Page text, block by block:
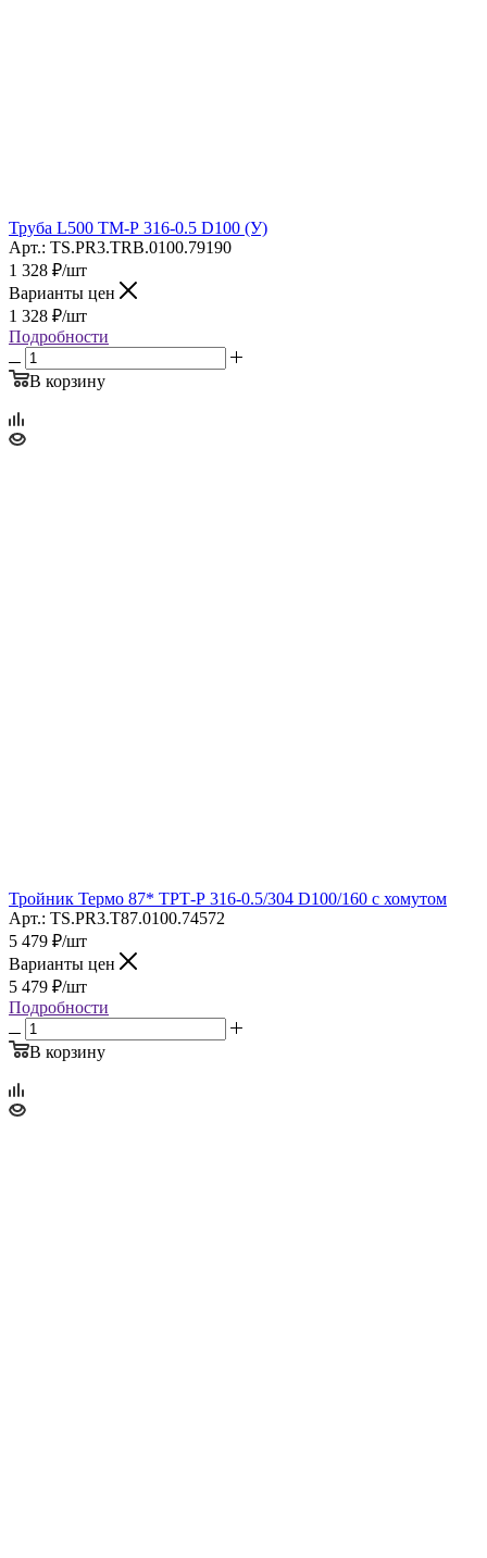
Труба L500 ТМ-Р 316-0.5 D100 (У)
Арт.: TS.PR3.TRB.0100.79190
1 328 ₽/шт
Варианты цен
1 328 ₽/шт
Подробности
В корзину
Тройник Термо 87* ТРТ-Р 316-0.5/304 D100/160 с хомутом
Арт.: TS.PR3.T87.0100.74572
5 479 ₽/шт
Варианты цен
5 479 ₽/шт
Подробности
В корзину